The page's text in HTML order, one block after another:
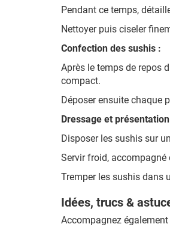
Pendant ce temps,
Nettoyer puis ciseler
Confection des sushis :
Après le temps de repos
compact.
Déposer ensuite chaque
Dressage et
Disposer les sushis sur
Servir froid, accompagné
Tremper les sushis dans
Idées, trucs &
Accompagnez